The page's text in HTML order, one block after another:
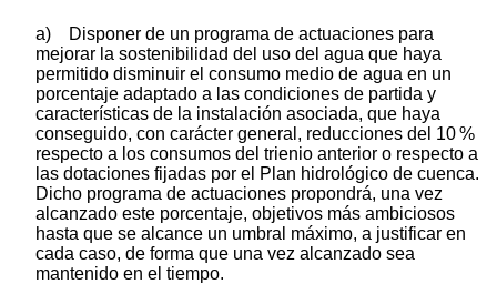
a) Disponer de un programa de actuaciones para
mejorar la sostenibilidad del uso del agua que haya
permitido disminuir el consumo medio de agua en un
porcentaje adaptado a las condiciones de partida y
características de la instalación asociada, que haya
conseguido, con carácter general, reducciones del 10 %
respecto a los consumos del trienio anterior o respecto a
las dotaciones fijadas por el Plan hidrológico de cuenca.
Dicho programa de actuaciones propondrá, una vez
alcanzado este porcentaje, objetivos más ambiciosos
hasta que se alcance un umbral máximo, a justificar en
cada caso, de forma que una vez alcanzado sea
mantenido en el tiempo.